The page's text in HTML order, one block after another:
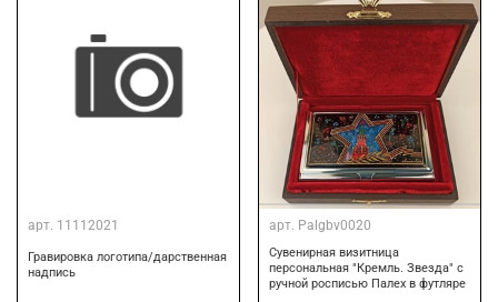
арт. 11112021
Гравировка логотипа/дарственная
надпись
арт. Palgbv0020
Сувенирная визитница
персональная "Кремль. Звезда" с
ручной росписью Палех в футляре